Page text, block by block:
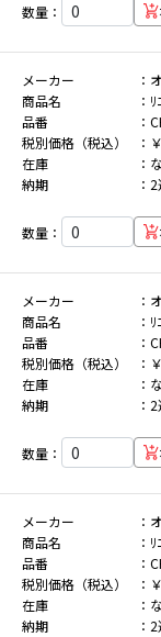
数量：
メーカー
商品名
ﾘ
品番
税別価格（税込）
在庫
納期
数量：
メーカー
商品名
ﾘ
品番
税別価格（税込）
在庫
納期
数量：
メーカー
商品名
ﾘ
品番
税別価格（税込）
在庫
納期